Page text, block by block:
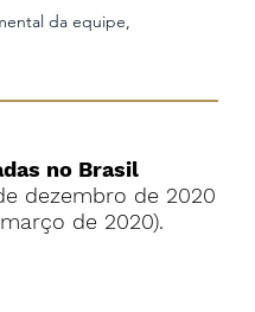
da equipe,
no Brasil
dezembro de 2020
de 2020).